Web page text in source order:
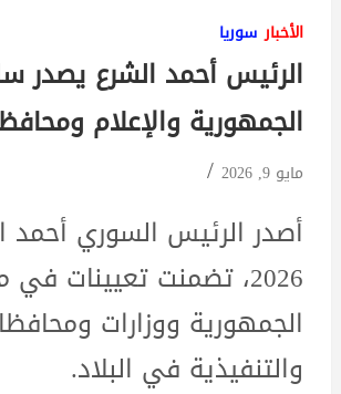
الأخبار سوريا
الرئيس أحمد الشرع يصدر
الجمهورية والإعلام
مايو 9, 2026
أصدر الرئيس السوري أحمد
2026، تضمنت تعيينات
الجمهورية ووزارات
والتنفيذية في البلاد.